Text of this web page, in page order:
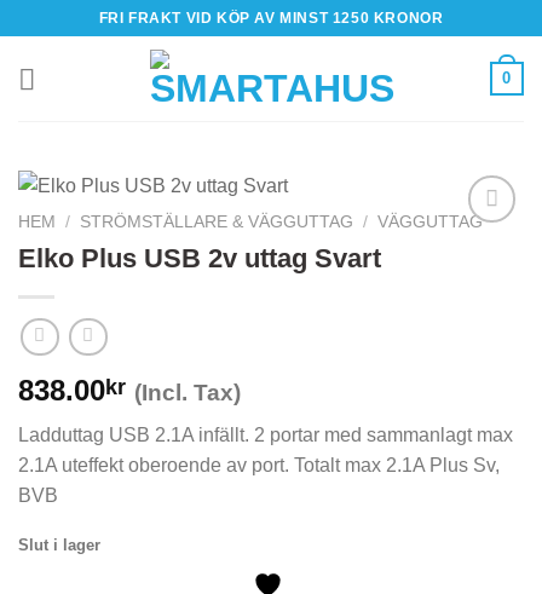
content
FRI FRAKT VID KÖP AV MINST 1250 KRONOR
0
HEM / STRÖMSTÄLLARE & VÄGGUTTAG / VÄGGUTTAG
Elko Plus USB 2v uttag Svart
838.00kr (Incl. Tax)
Ladduttag USB 2.1A infällt. 2 portar med sammanlagt max
2.1A uteffekt oberoende av port. Totalt max 2.1A Plus Sv,
BVB
Slut i lager